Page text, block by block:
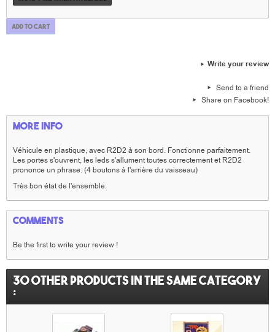
Add to cart
Write your review
Send to a friend
Share on Facebook!
More info
Véhicule en plastique, avec R2D2 à son bord. Fonctionne parfaitement.
Les portes s'ouvrent, les leds s'allument toutes correctement et R2D2
prononce un phrase. (4 boutons à l'arrière du vaisseau)
Très bon état de l'ensemble.
Comments
Be the first to write your review !
30 other products in the same category
: